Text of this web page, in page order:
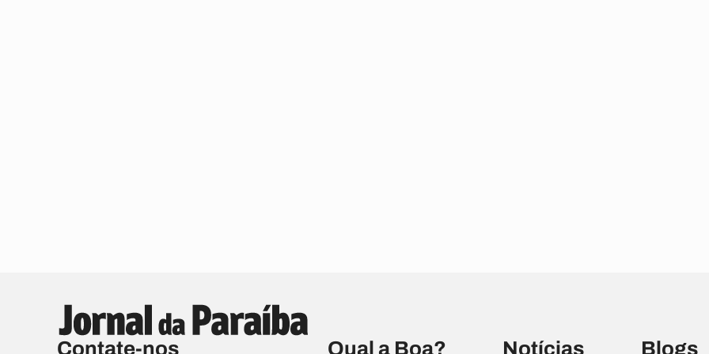
Contate-nos Qual a Boa? Notícias Blogs